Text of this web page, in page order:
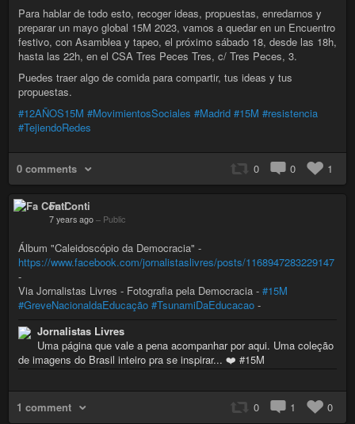
Para hablar de todo esto, recoger ideas, propuestas, enredarnos y
preparar un mayo global 15M 2023, vamos a quedar en un Encuentro
festivo, con Asamblea y tapeo, el próximo sábado 18, desde las 18h,
hasta las 22h, en el CSA Tres Peces Tres, c/ Tres Peces, 3.
Puedes traer algo de comida para compartir, tus ideas y tus
propuestas.
#12AÑOS15M #MovimientosSociales #Madrid #15M #resistencia
#TejiendoRedes
0 comments 0 0 1
Fa Conti
7 years ago – Public
Álbum "Caleidoscópio da Democracia" -
https://www.facebook.com/jornalistaslivres/posts/1168947283229147
-
Via Jornalistas Livres - Fotografia pela Democracia - #15M
#GreveNacionaldaEducação #TsunamiDaEducacao -
Jornalistas Livres
Uma página que vale a pena acompanhar por aqui. Uma coleção
de imagens do Brasil inteiro pra se inspirar... ❤️ #15M
1 comment 0 1
0